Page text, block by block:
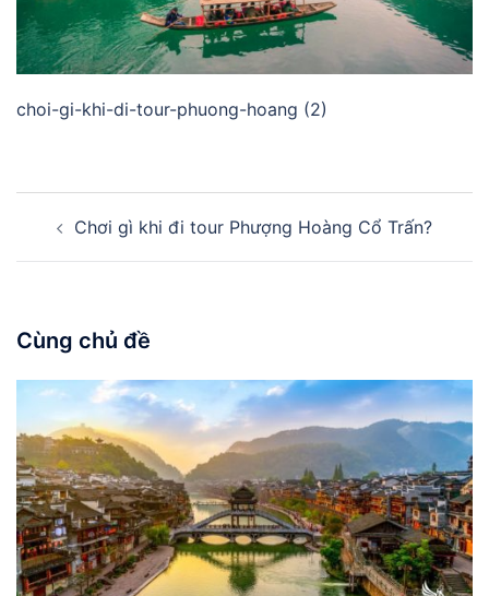
choi-gi-khi-di-tour-phuong-hoang (2)
hướng
bài
Chơi gì khi đi tour Phượng Hoàng Cổ Trấn?
Cùng chủ đề